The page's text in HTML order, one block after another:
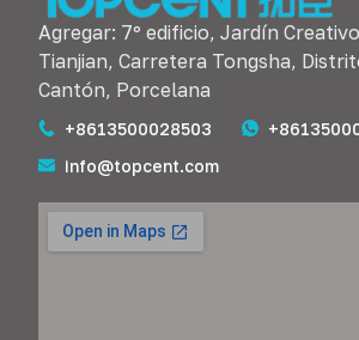
Agregar: 7º edificio, Jardín
Tianjian, Carretera Tongsha,
Cantón, Porcelana
+8613500028503
info@topcent.com